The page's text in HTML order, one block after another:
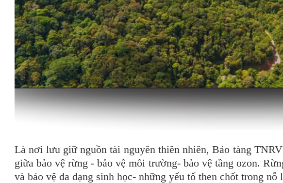
Là nơi lưu giữ nguồn tài nguyên thiên nhiên, Bảo tàng
giữa bảo vệ rừng - bảo vệ môi trường- bảo vệ tầng ozon.
và bảo vệ đa dạng sinh học- những yếu tố then chốt trong